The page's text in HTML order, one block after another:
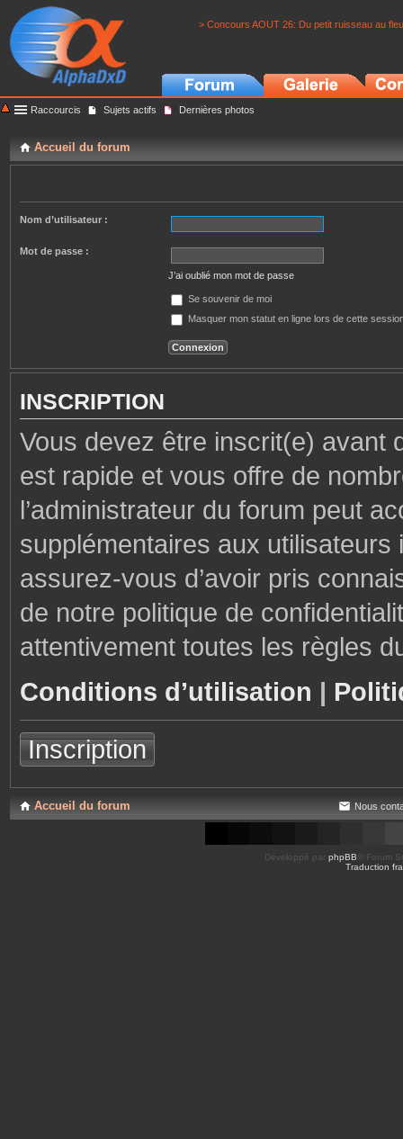
> Concours AOUT 26: Du petit ruisseau au
Raccourcis Sujets actifs Dernières photos
Accueil du forum
Nom d’utilisateur :
Mot de passe :
J’ai oublié mon mot de passe
Se souvenir de moi
Masquer mon statut en ligne lors de cette
INSCRIPTION
Vous devez être inscrit(e) avant
est rapide et vous offre de
l’administrateur du forum peut
supplémentaires aux
assurez-vous d’avoir pris
de notre politique de
attentivement toutes les règles
Conditions d’utilisation |
Inscription
Accueil du forum Nous
Développé par phpBB ® Forum
Traduction